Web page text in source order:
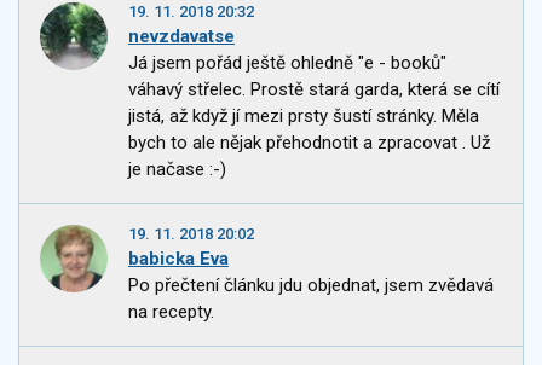
19. 11. 2018 20:32
nevzdavatse
Já jsem pořád ještě ohledně "e - booků"
váhavý střelec. Prostě stará garda, která se cítí
jistá, až když jí mezi prsty šustí stránky. Měla
bych to ale nějak přehodnotit a zpracovat . Už
je načase :-)
19. 11. 2018 20:02
babicka Eva
Po přečtení článku jdu objednat, jsem zvědavá
na recepty.